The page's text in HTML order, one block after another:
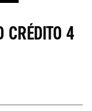
CRÉDITO 4